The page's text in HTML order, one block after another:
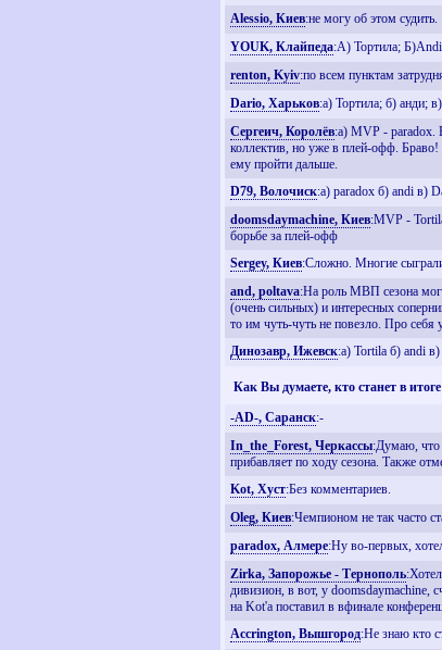
Alessio, Киев:не могу об этом судить.
YOUK, Клайпеда:А) Тортила;
renton, Kyiv:по всем пунктам
Dario, Харьков:а) Тортила; б) анди;
Сергеич, Королёв:a) MVP - paradox.
коллектив, но уже в плей-офф.
ему пройти дальше.
D79, Волочиск:а) paradox б) andi в)
doomsdaymachine, Киев:MVP -
борьбе за плей-офф
Sergey, Киев:Сложно. Многие
and, poltava:На роль МВП сезона
(очень сильных) и интересных
то им чуть-чуть не повезло. Про
Динозавр, Ижевск:а) Tortila б) andi
Как Вы думаете, кто станет в
-AD-, Саранск:-
In_the_Forest, Черкассы:Думаю, что
прибавляет по ходу сезона. Также
Kot, Хуст:Без комментариев.
Oleg, Киев:Чемпионом не так часто
paradox, Алмере:Ну во-первых,
Zirka, Запорожье - Тернополь
дивизион, в вот, у doomsdaymachine,
на Kot'а поставил в вфинале
Accrington, Вышгород:Не знаю кто